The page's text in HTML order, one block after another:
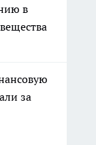
в
за